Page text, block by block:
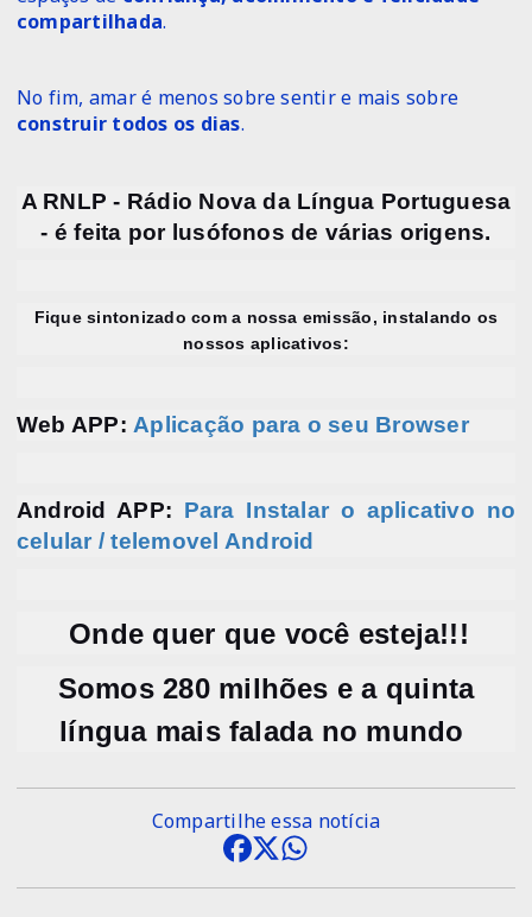
compartilhada.
No fim, amar é menos sobre sentir e mais sobre
construir todos os dias.
A RNLP - Rádio Nova da Língua Portuguesa
- é feita por lusófonos de várias origens.
Fique sintonizado com a nossa emissão, instalando os
nossos aplicativos:
Web APP:Aplicação para o seu Browser
Android APP: Para Instalar o aplicativo no
celular / telemovel Android
Onde quer que você esteja!!!
Somos 280 milhões e a quinta
língua mais falada no mundo
Compartilhe essa notícia